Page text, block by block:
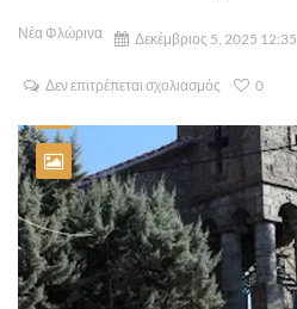
Νέα Φλώρινα Δεκέμβριος 5, 2025 12:35
Δεν επιτρέπεται σχολιασμός 0